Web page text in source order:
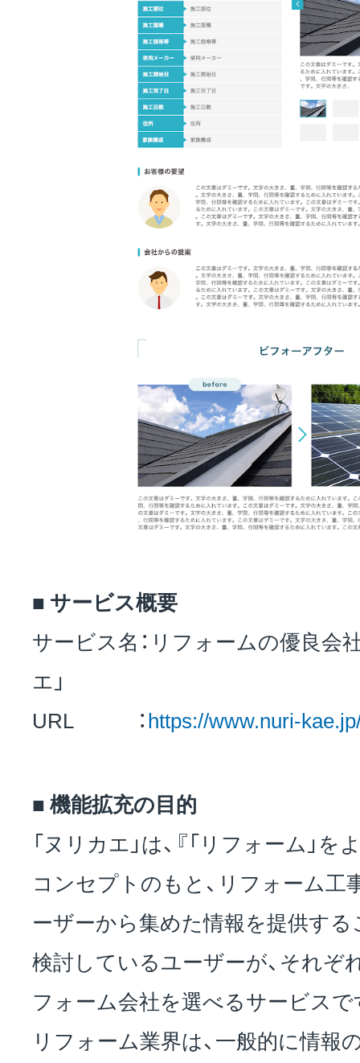
アクセス
■ サービス概要
サービス名：リフォームの優良会
エ」
URL ：https://www.nuri-
■ 機能拡充の目的
「ヌリカエ」は、『「リフォーム」
コンセプトのもと、リフォーム
ーザーから集めた情報を提供する
検討しているユーザーが、それぞ
フォーム会社を選べるサービスで
リフォーム業界は、一般的に情報